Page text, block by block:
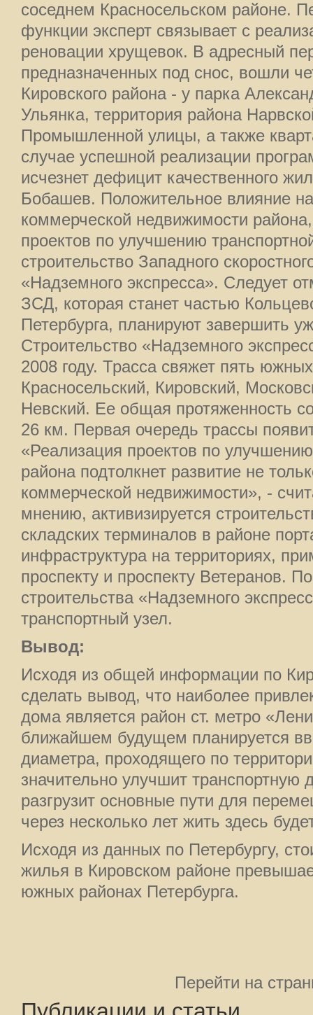
соседнем Красносельском районе.
функции эксперт связывает с
реновации хрущевок. В адресный
предназначенных под снос, вошли
Кировского района - у парка
Ульянка, территория района
Промышленной улицы, а также
случае успешной реализации
исчезнет дефицит качественного
Бобашев. Положительное влияние
коммерческой недвижимости
проектов по улучшению
строительство Западного
«Надземного экспресса». Следует
ЗСД, которая станет частью
Петербурга, планируют завершить
Строительство «Надземного
2008 году. Трасса свяжет пять
Красносельский, Кировский,
Невский. Ее общая протяженность
26 км. Первая очередь трассы
«Реализация проектов по
района подтолкнет развитие не
коммерческой недвижимости», -
мнению, активизируется
складских терминалов в районе
инфраструктура на территориях,
проспекту и проспекту Ветеранов.
строительства «Надземного
транспортный узел.
Вывод:
Исходя из общей информации по
сделать вывод, что наиболее
дома является район ст. метро
ближайшем будущем планируется
диаметра, проходящего по
значительно улучшит транспортную
разгрузит основные пути для
через несколько лет жить здесь
Исходя из данных по Петербургу,
жилья в Кировском районе
южных районах Петербурга.
Перейти на